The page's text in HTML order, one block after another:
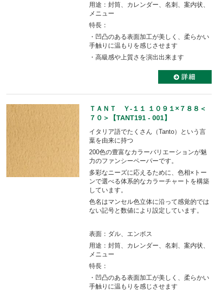
用途：封筒、カレンダー、名刺、案内状、
メニュー
特長：
・凹凸のある表面加工が美しく、柔らかい
手触りに温もりを感じさせます
・高級感や上質さを演出出来ます
ＴＡＮＴ Ｙ-１１ １０９１×７８８＜
７０＞【TANT191 - 001】
イタリア語でたくさん（Tanto）という言
葉を由来に持つ
200色の豊富なカラーバリエーションが魅
力のファンシーペーパーです。
多彩なニーズに応えるために、色相×トー
ンで選べる体系的なカラーチャートを構築
しています。
色名はマンセル色立体に沿って感覚的では
ない記号と数値により設定しています。
表面：ダル、エンボス
用途：封筒、カレンダー、名刺、案内状、
メニュー
特長：
・凹凸のある表面加工が美しく、柔らかい
手触りに温もりを感じさせます